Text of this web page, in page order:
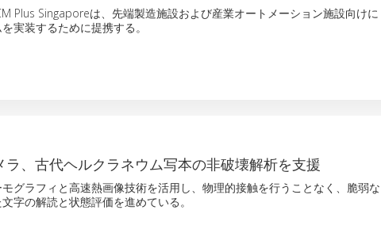
Plus Singaporeは、先端製造施設および産業オートメーション施設向けに
実装するために提携する。
ラ、古代ヘルクラネウム写本の非破壊解析を支援
グラフィと高速熱画像技術を活用し、物理的接触を行うことなく、脆弱な
字の解読と状態評価を進めている。